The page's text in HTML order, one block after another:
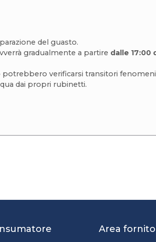
del guasto.
gradualmente a partire dalle 17:00
verificarsi transitori
dai propri rubinetti.
Area